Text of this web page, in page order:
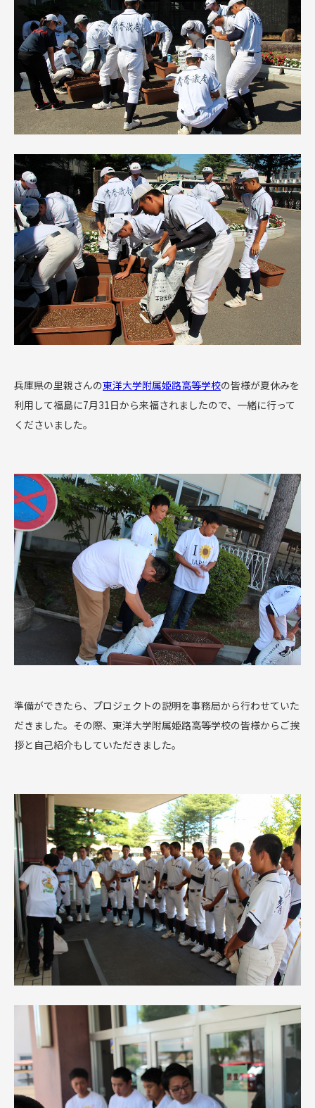
兵庫県の里親さんの東洋大学附属姫路高等学校の皆様が夏休みを
利用して福島に7月31日から来福されましたので、一緒に行って
くださいました。
準備ができたら、プロジェクトの説明を事務局から行わせていた
だきました。その際、東洋大学附属姫路高等学校の皆様からご挨
拶と自己紹介もしていただきました。